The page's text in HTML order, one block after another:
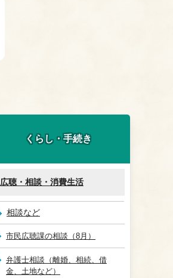
くらし・手続き
広聴・相談・消費生活
相談など
市民広聴課の相談（8月）
弁護士相談（離婚、相続、借
金、土地など）